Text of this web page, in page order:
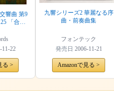
響曲 第9
「合唱
11-22
る >
九響シリーズ2 華麗なる序
曲・前奏曲集
フォンテック
発売日 2006-11-21
Amazonで見る >